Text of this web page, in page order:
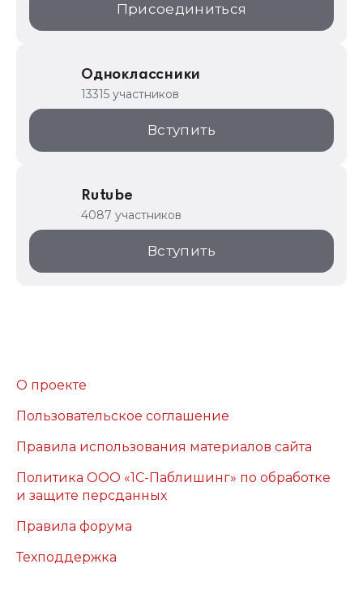
Присоединиться
Одноклассники
13315 участников
Вступить
Rutube
4087 участников
Вступить
О проекте
Пользовательское соглашение
Правила использования материалов сайта
Политика ООО «1С-Паблишинг» по обработке
и защите персданных
Правила форума
Техподдержка